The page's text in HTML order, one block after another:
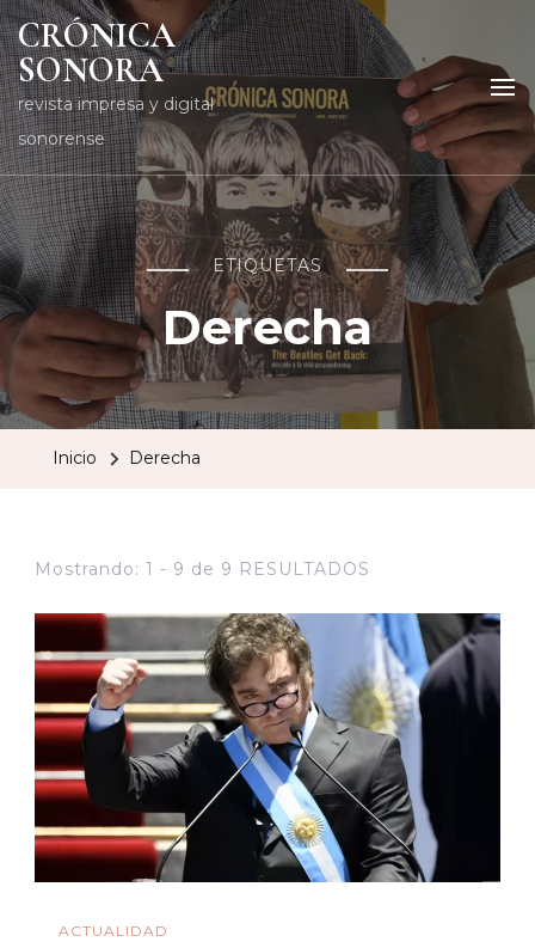
CRÓNICA
SONORA
revista impresa y digital
sonorense
ETIQUETAS
Derecha
Inicio Derecha
Mostrando: 1 - 9 de 9 RESULTADOS
ACTUALIDAD